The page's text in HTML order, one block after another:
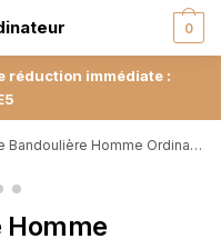
0
réduction immédiate :
Homme Ordinateur
Homme